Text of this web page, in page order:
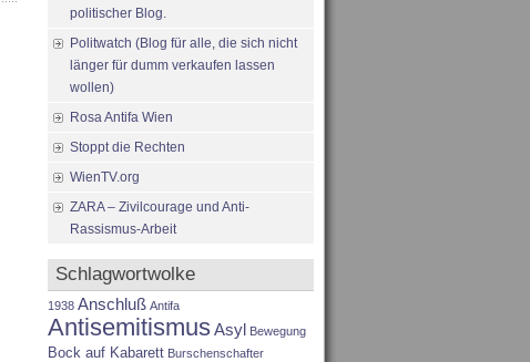
politischer Blog.
Politwatch (Blog für alle, die sich nicht
länger für dumm verkaufen lassen
wollen)
Rosa Antifa Wien
Stoppt die Rechten
WienTV.org
ZARA – Zivilcourage und Anti-
Rassismus-Arbeit
Schlagwortwolke
1938 Anschluß Antifa
AntisemitismusAsyl Bewegung
Bock auf Kabarett Burschenschafter